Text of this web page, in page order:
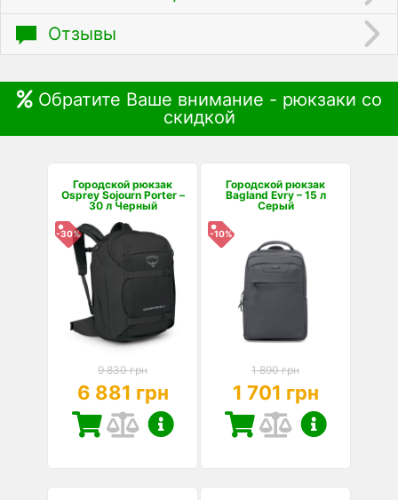
Отзывы
Обратите Ваше внимание - рюкзаки со
скидкой
Городской рюкзак
Osprey Sojourn Porter –
30 л Черный
-30%
9 830 грн
6 881 грн
Городской рюкзак
Bagland Evry – 15 л
Серый
-10%
1 890 грн
1 701 грн